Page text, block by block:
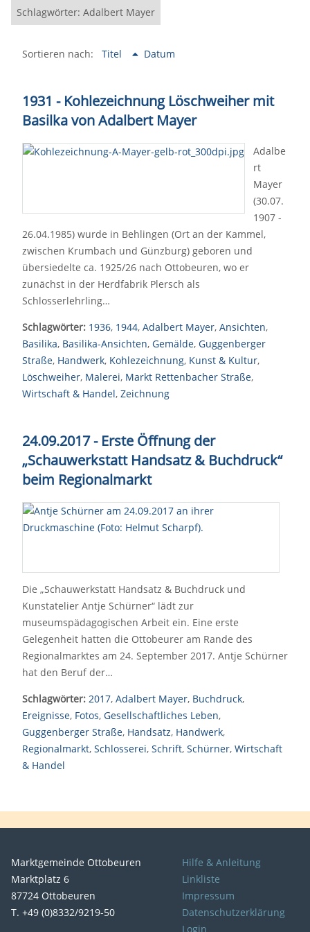
Schlagwörter: Adalbert Mayer
Sortieren nach: Titel Datum
1931 - Kohlezeichnung Löschweiher mit
Basilka von Adalbert Mayer
Adalbe
rt
Mayer
(30.07.
1907 -
26.04.1985) wurde in Behlingen (Ort an der Kammel,
zwischen Krumbach und Günzburg) geboren und
übersiedelte ca. 1925/26 nach Ottobeuren, wo er
zunächst in der Herdfabrik Plersch als
Schlosserlehrling…
Schlagwörter: 1936, 1944, Adalbert Mayer, Ansichten,
Basilika, Basilika-Ansichten, Gemälde, Guggenberger
Straße, Handwerk, Kohlezeichnung, Kunst & Kultur,
Löschweiher, Malerei, Markt Rettenbacher Straße,
Wirtschaft & Handel, Zeichnung
24.09.2017 - Erste Öffnung der
„Schauwerkstatt Handsatz & Buchdruck“
beim Regionalmarkt
Die „Schauwerkstatt Handsatz & Buchdruck und
Kunstatelier Antje Schürner“ lädt zur
museumspädagogischen Arbeit ein. Eine erste
Gelegenheit hatten die Ottobeurer am Rande des
Regionalmarktes am 24. September 2017. Antje Schürner
hat den Beruf der…
Schlagwörter: 2017, Adalbert Mayer, Buchdruck,
Ereignisse, Fotos, Gesellschaftliches Leben,
Guggenberger Straße, Handsatz, Handwerk,
Regionalmarkt, Schlosserei, Schrift, Schürner, Wirtschaft
& Handel
Marktgemeinde Ottobeuren
Marktplatz 6
87724 Ottobeuren
T. +49 (0)8332/9219-50
Hilfe & Anleitung
Linkliste
Impressum
Datenschutzerklärung
Login